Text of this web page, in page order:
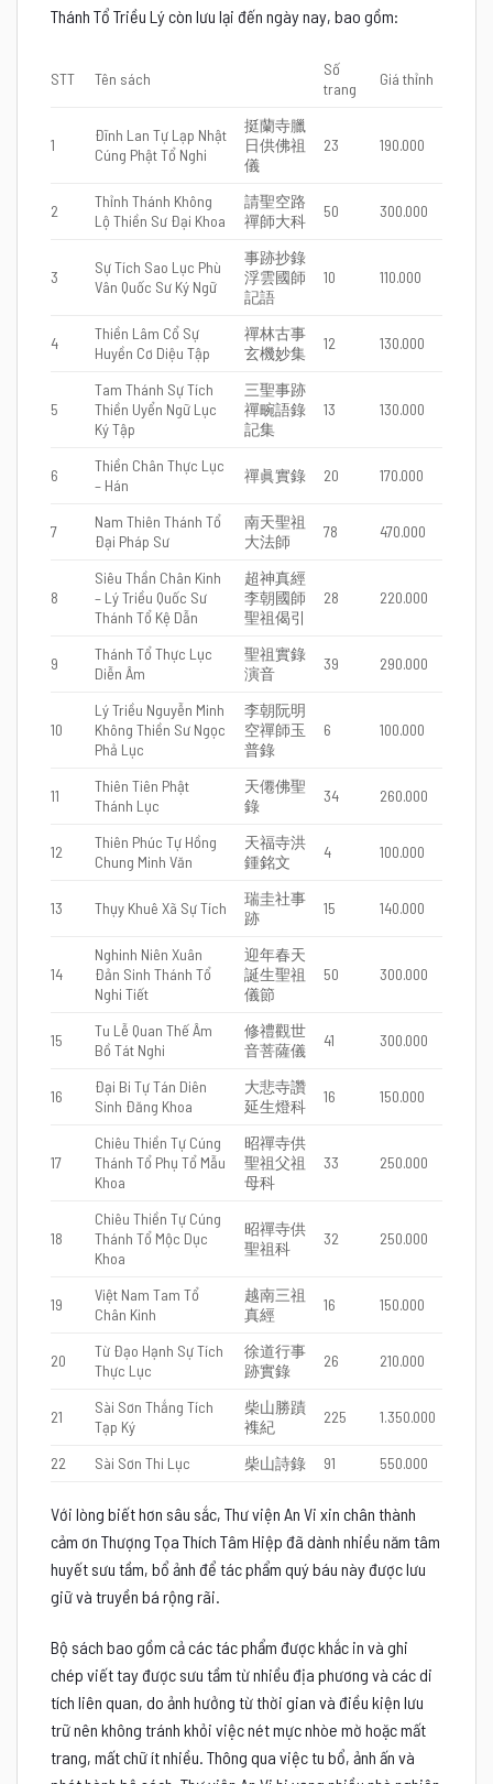
Thánh Tổ Triều Lý còn lưu lại đến ngày nay, bao gồm:
STT Tên sách
Số
trang
Giá thỉnh
1
Đĩnh Lan Tự Lạp Nhật
Cúng Phật Tổ Nghi
挺蘭寺臘
日供佛祖
儀
23 190.000
2
Thỉnh Thánh Không
Lộ Thiền Sư Đại Khoa
請聖空路
禪師大科
50 300.000
3
Sự Tích Sao Lục Phù
Vân Quốc Sư Ký Ngữ
事跡抄錄
浮雲國師
記語
10 110.000
4
Thiền Lâm Cổ Sự
Huyền Cơ Diệu Tập
禪林古事
玄機妙集
12 130.000
5
Tam Thánh Sự Tích
Thiền Uyển Ngữ Lục
Ký Tập
三聖事跡
禪畹語錄
記集
13 130.000
6
Thiền Chân Thực Lục
– Hán
禪眞實錄 20 170.000
7
Nam Thiên Thánh Tổ
Đại Pháp Sư
南天聖祖
大法師
78 470.000
8
Siêu Thần Chân Kinh
– Lý Triều Quốc Sư
Thánh Tổ Kệ Dẫn
超神真經
李朝國師
聖祖偈引
28 220.000
9
Thánh Tổ Thực Lục
Diễn Âm
聖祖實錄
演音
39 290.000
10
Lý Triều Nguyễn Minh
Không Thiền Sư Ngọc
Phả Lục
李朝阮明
空禪師玉
普錄
6 100.000
11
Thiên Tiên Phật
Thánh Lục
天僊佛聖
錄
34 260.000
12
Thiên Phúc Tự Hồng
Chung Minh Văn
天福寺洪
鍾銘文
4 100.000
13 Thụy Khuê Xã Sự Tích
瑞圭社事
跡
15 140.000
14
Nghinh Niên Xuân
Đản Sinh Thánh Tổ
Nghi Tiết
迎年春天
誕生聖祖
儀節
50 300.000
15
Tu Lễ Quan Thế Âm
Bồ Tát Nghi
修禮觀世
音菩薩儀
41 300.000
16
Đại Bi Tự Tán Diên
Sinh Đăng Khoa
大悲寺讚
延生燈科
16 150.000
17
Chiêu Thiền Tự Cúng
Thánh Tổ Phụ Tổ Mẫu
Khoa
昭禪寺供
聖祖父祖
母科
33 250.000
18
Chiêu Thiền Tự Cúng
Thánh Tổ Mộc Dục
Khoa
昭禪寺供
聖祖科
32 250.000
19
Việt Nam Tam Tổ
Chân Kinh
越南三祖
真經
16 150.000
20
Từ Đạo Hạnh Sự Tích
Thực Lục
徐道行事
跡實錄
26 210.000
21
Sài Sơn Thắng Tích
Tạp Ký
柴山勝蹟
襍紀
225 1.350.000
22 Sài Sơn Thi Lục 柴山詩錄 91 550.000
Với lòng biết hơn sâu sắc, Thư viện An Vi xin chân thành
cảm ơn Thượng Tọa Thích Tâm Hiệp đã dành nhiều năm tâm
huyết sưu tầm, bổ ảnh để tác phẩm quý báu này được lưu
giữ và truyền bá rộng rãi.
Bộ sách bao gồm cả các tác phẩm được khắc in và ghi
chép viết tay được sưu tầm từ nhiều địa phương và các di
tích liên quan, do ảnh hưởng từ thời gian và điều kiện lưu
trữ nên không tránh khỏi việc nét mực nhòe mờ hoặc mất
trang, mất chữ ít nhiều. Thông qua việc tu bổ, ảnh ấn và